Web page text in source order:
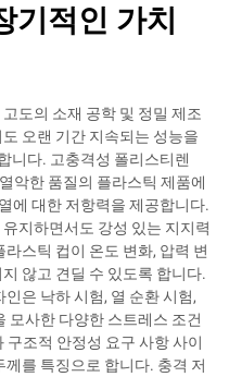
기적인 가치
도의 소재 공학 및 정밀 제조
오랜 기간 지속되는 성능을
니다. 고충격성 폴리스티렌
악한 품질의 플라스틱 제품에
에 대한 저항력을 제공합니다.
지하면서도 강성 있는 지지력
스틱 컵이 온도 변화, 압력 변
않고 견딜 수 있도록 합니다.
은 낙하 시험, 열 순환 시험,
모사한 다양한 스트레스 조건
조적 안정성 요구 사항 사이
를 특징으로 합니다. 충격 저